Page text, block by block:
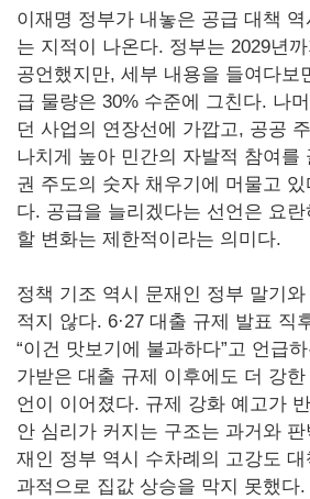
이재명 정부가 내놓은 공급 대책
는 지적이 나온다. 정부는 2029년
공언했지만, 세부 내용을 들여다보
급 물량은 30% 수준에 그친다. 나
던 사업의 연장선에 가깝고, 공공
나치게 높아 민간의 자발적 참여를
권 주도의 숫자 채우기에 머물고
다. 공급을 늘리겠다는 선언은 요
할 변화는 제한적이라는 의미다.
정책 기조 역시 문재인 정부 말기
적지 않다. 6·27 대출 규제 발표 직
“이건 맛보기에 불과하다”고 언급
가받은 대출 규제 이후에도 더 강
언이 이어졌다. 규제 강화 예고가
안 심리가 커지는 구조는 과거와
재인 정부 역시 수차례의 고강도
과적으로 집값 상승을 막지 못했다.